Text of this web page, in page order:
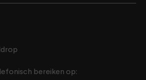
bereiken op: